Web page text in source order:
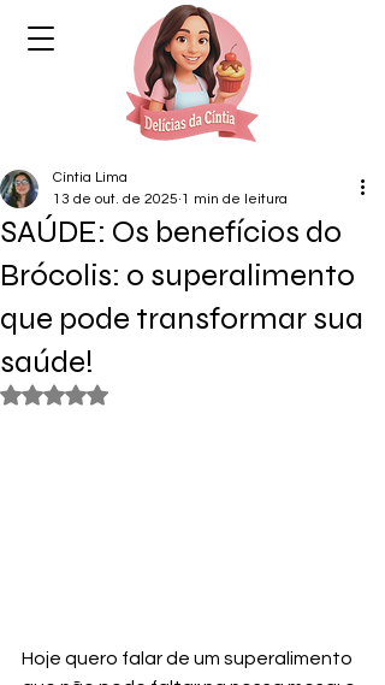
SAÚDE: Os benefícios do
Brócolis: o superalimento
que pode transformar sua
saúde!
Cíntia Lima
13 de out. de 2025 1 min de leitura
Avaliado com NaN de 5 estrelas.
Hoje quero falar de um superalimento